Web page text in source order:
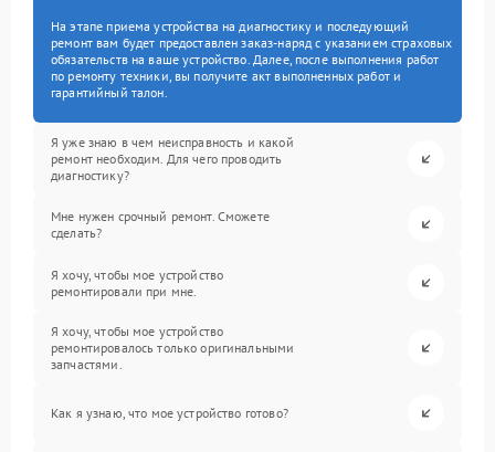
На этапе приема устройства на диагностику и последующий
ремонт вам будет предоставлен заказ-наряд с указанием страховых
обязательств на ваше устройство. Далее, после выполнения работ
по ремонту техники, вы получите акт выполненных работ и
гарантийный талон.
Я уже знаю в чем неисправность и какой
ремонт необходим. Для чего проводить
диагностику?
Мне нужен срочный ремонт. Сможете
сделать?
Я хочу, чтобы мое устройство
ремонтировали при мне.
Я хочу, чтобы мое устройство
ремонтировалось только оригинальными
запчастями.
Как я узнаю, что мое устройство готово?